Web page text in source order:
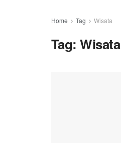
Home Tag Wisata
Tag:Wisata